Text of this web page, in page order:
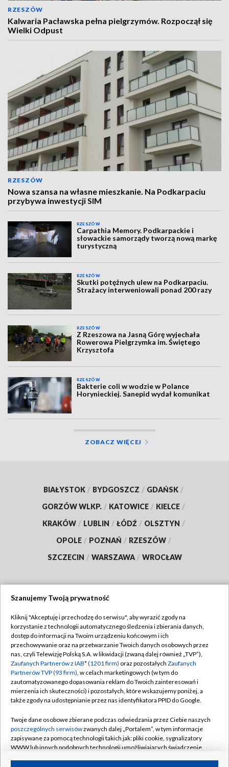
RZESZÓW
Kalwaria Pacławska pełna pielgrzymów. Rozpoczął się
Wielki Odpust
RZESZÓW
Nowa szansa na własne mieszkanie. Na Podkarpaciu
przybywa inwestycji SIM
RZESZÓW
Carpathia Memory. Podkarpackie i
słowackie samorządy tworzą nową markę
turystyczną
RZESZÓW
Skutki potężnych ulew na Podkarpaciu.
Strażacy interweniowali ponad 200 razy
RZESZÓW
Z Rzeszowa na Jasną Górę wyjechała
Rowerowa Pielgrzymka im. Świętego
Krzysztofa
RZESZÓW
Bakterie coli w wodzie w Polance
Horynieckiej. Sanepid wydał komunikat
ZOBACZ WIĘCEJ
BIAŁYSTOK / BYDGOSZCZ / GDAŃSK /
GORZÓW WLKP. / KATOWICE / KIELCE /
KRAKÓW / LUBLIN / ŁÓDŹ / OLSZTYN /
OPOLE / POZNAŃ / RZESZÓW /
SZCZECIN / WARSZAWA / WROCŁAW
TVP
Abonament TVP
Emisja w TVP
Centrum informacji TVP
Naziemna Telewizja Cyfrowa
Rada Programowa
System NOS
Informacje o nadawcy
Regulamin TVP
Polityka prywatności
Moje zgody
Pomoc
Kontakt
Kanały
Szanujemy Twoją prywatność
Kliknij "Akceptuję i przechodzę do serwisu", aby wyrazić zgody na
korzystanie z technologii automatycznego śledzenia i zbierania danych,
dostęp do informacji na Twoim urządzeniu końcowym i ich
przechowywanie oraz na przetwarzanie Twoich danych osobowych przez
nas, czyli Telewizję Polską S.A. w likwidacji (zwaną dalej również „TVP”),
Zaufanych Partnerów z IAB* (1201 firm) oraz pozostałych Zaufanych
Partnerów TVP (93 firm), w celach marketingowych (w tym do
zautomatyzowanego dopasowania reklam do Twoich zainteresowań i
mierzenia ich skuteczności) i pozostałych, które wskazujemy poniżej, a
także zgody na udostępnianie przez nas identyfikatora PPID do Google.
Twoje dane osobowe zbierane podczas odwiedzania przez Ciebie naszych
poszczególnych serwisówzwanych dalej „Portalem”, w tym informacje
zapisywane za pomocą technologii takich jak: pliki cookie, sygnalizatory
WWW lub innych podobnych technologii umożliwiających świadczenie